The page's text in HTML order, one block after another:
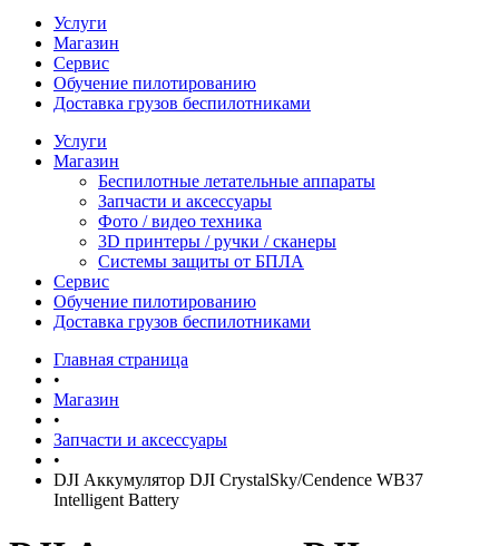
Услуги
Магазин
Сервис
Обучение пилотированию
Доставка грузов беспилотниками
Услуги
Магазин
Беспилотные летательные аппараты
Запчасти и аксессуары
Фото / видео техника
3D принтеры / ручки / сканеры
Системы защиты от БПЛА
Сервис
Обучение пилотированию
Доставка грузов беспилотниками
Главная страница
•
Магазин
•
Запчасти и аксессуары
•
DJI Аккумулятор DJI CrystalSky/Cendence WB37
Intelligent Battery